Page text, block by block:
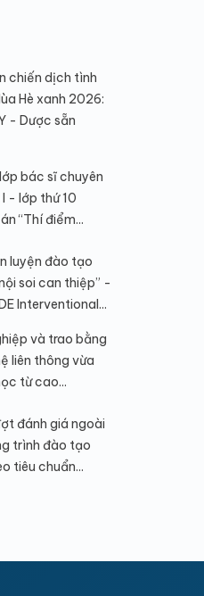
chiến dịch tình
Hè xanh 2026:
- Dược sẵn
bác sĩ chuyên
- lớp thứ 10
“Thí điểm...
luyện đào tạo
soi can thiệp” -
Interventional...
và trao bằng
liên thông vừa
từ cao...
đánh giá ngoài
trình đào tạo
tiêu chuẩn...